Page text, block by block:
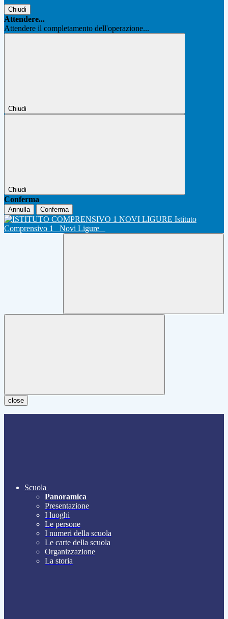
Chiudi
Attendere...
Attendere il completamento dell'operazione...
Chiudi
Chiudi
Conferma
Annulla Conferma
Istituto
Comprensivo 1
Novi Ligure
close
Scuola
Panoramica
Presentazione
I luoghi
Le persone
I numeri della scuola
Le carte della scuola
Organizzazione
La storia